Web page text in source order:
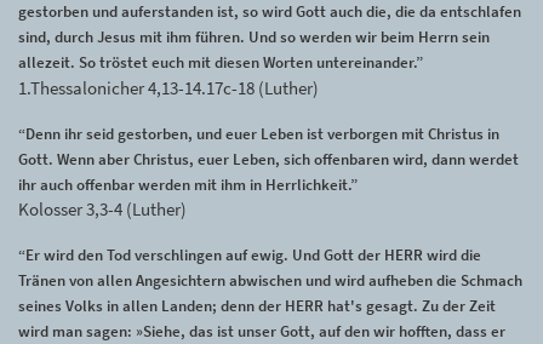
gestorben und auferstanden ist, so wird Gott auch die, die da entschlafen
sind, durch Jesus mit ihm führen. Und so werden wir beim Herrn sein
allezeit. So tröstet euch mit diesen Worten untereinander.”
1.Thessalonicher 4,13-14.17c-18 (Luther)
“Denn ihr seid gestorben, und euer Leben ist verborgen mit Christus in
Gott. Wenn aber Christus, euer Leben, sich offenbaren wird, dann werdet
ihr auch offenbar werden mit ihm in Herrlichkeit.”
Kolosser 3,3-4 (Luther)
“Er wird den Tod verschlingen auf ewig. Und Gott der HERR wird die
Tränen von allen Angesichtern abwischen und wird aufheben die Schmach
seines Volks in allen Landen; denn der HERR hat's gesagt. Zu der Zeit
wird man sagen: »Siehe, das ist unser Gott, auf den wir hofften, dass er